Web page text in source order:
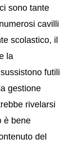
sono tante
cavilli
scolastico, il
la
futili
gestione
rivelarsi
è bene
del